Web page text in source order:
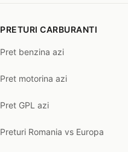
PRETURI CARBURANTI
Pret benzina azi
Pret motorina azi
Pret GPL azi
Preturi Romania vs Europa